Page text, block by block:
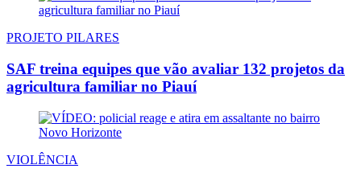
PROJETO PILARES
SAF treina equipes que vão avaliar 132 projetos da
agricultura familiar no Piauí
VIOLÊNCIA